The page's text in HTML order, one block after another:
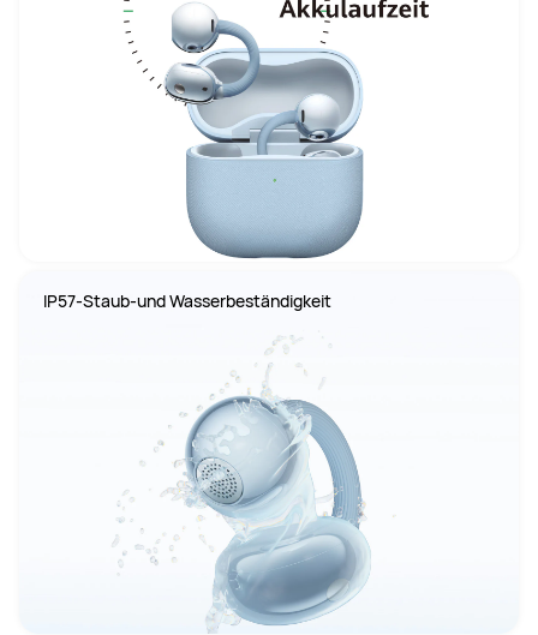
IP57-Staub-und Wasserbeständigkeit